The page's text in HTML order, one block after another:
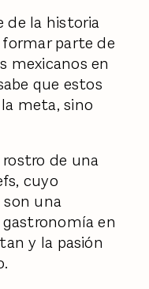
de la historia
parte de
mexicanos en
que estos
meta, sino
de una
cuyo
una
en
y la pasión